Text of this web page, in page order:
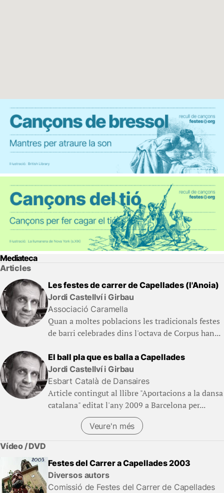
Mediateca
Articles
Les festes de carrer de Capellades (l'Anoia)
Jordi Castellví i Girbau
Associació Caramella
Quan a moltes poblacions les tradicionals festes
de barri celebrades dins l'octava de Corpus han...
El ball pla que es balla a Capellades
Jordi Castellví i Girbau
Esbart Català de Dansaires
Article contingut al llibre "Aportacions a la dansa
catalana" editat l'any 2009 a Barcelona per...
Veure'n més
(Llibres)
Vídeo / DVD
Festes del Carrer a Capellades 2003
Diversos autors
Comissió de Festes del Carrer de Capellades